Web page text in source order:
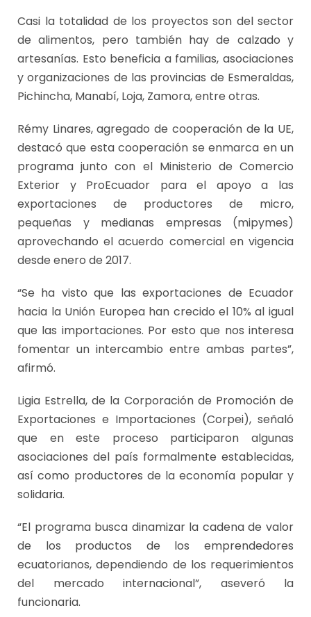
Casi la totalidad de los proyectos son del sector
de alimentos, pero también hay de calzado y
artesanías. Esto beneficia a familias, asociaciones
y organizaciones de las provincias de Esmeraldas,
Pichincha, Manabí, Loja, Zamora, entre otras.
Rémy Linares, agregado de cooperación de la UE,
destacó que esta cooperación se enmarca en un
programa junto con el Ministerio de Comercio
Exterior y ProEcuador para el apoyo a las
exportaciones de productores de micro,
pequeñas y medianas empresas (mipymes)
aprovechando el acuerdo comercial en vigencia
desde enero de 2017.
“Se ha visto que las exportaciones de Ecuador
hacia la Unión Europea han crecido el 10% al igual
que las importaciones. Por esto que nos interesa
fomentar un intercambio entre ambas partes”,
afirmó.
Ligia Estrella, de la Corporación de Promoción de
Exportaciones e Importaciones (Corpei), señaló
que en este proceso participaron algunas
asociaciones del país formalmente establecidas,
así como productores de la economía popular y
solidaria.
“El programa busca dinamizar la cadena de valor
de los productos de los emprendedores
ecuatorianos, dependiendo de los requerimientos
del mercado internacional”, aseveró la
funcionaria.